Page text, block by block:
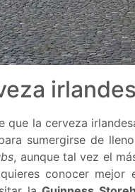
que la cerveza
sumergirse de
, aunque tal vez el
conocer